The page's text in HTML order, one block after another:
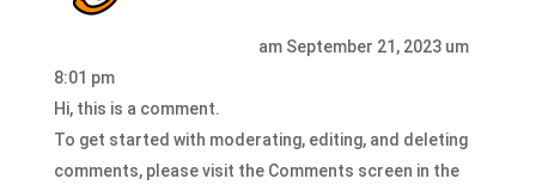
am September 21, 2023 um
8:01 pm
Hi, this is a comment.
To get started with moderating, editing, and deleting
comments, please visit the Comments screen in the